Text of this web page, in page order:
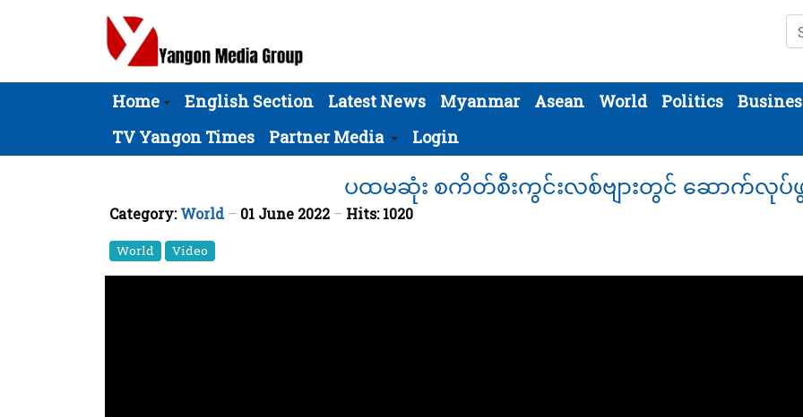
Home English Section Latest News Myanmar Asean World Politics
TV Yangon Times
Partner Media Login
ပထမဆုံး စကိတ်စီးကွင်းလစ်ဗျားတွင် ဆောက်လုပ်
Category:World 01 June 2022 Hits: 1020
World Video